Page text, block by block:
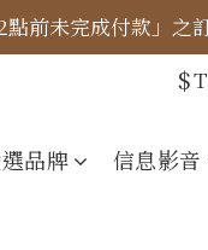
扣一律購物車計算。
前未完成付款」之
一律購物車計算。
$
品牌 信息影音